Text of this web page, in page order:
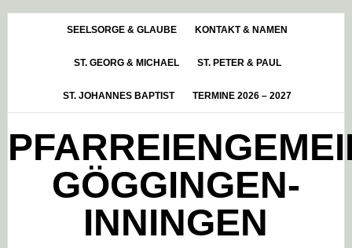
HauptsidebarSEELSORGE & GLAUBE KONTAKT & NAMEN
ST. GEORG & MICHAEL ST. PETER & PAUL
ST. JOHANNES BAPTIST TERMINE 2026 – 2027
GÖGGINGEN-
INNINGEN